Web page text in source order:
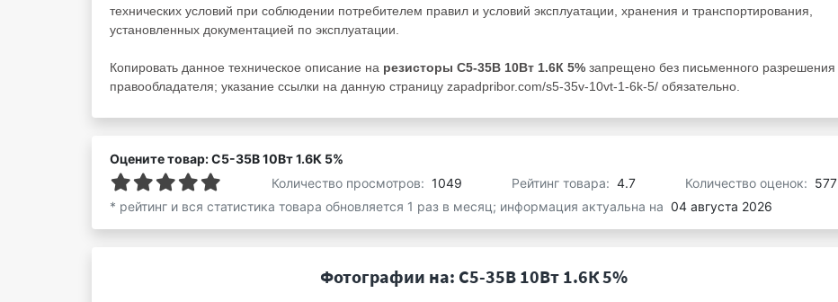
технических условий при соблюдении потребителем правил и условий эксплуатации, хранения и транспортирования,
установленных документацией по эксплуатации.
Копировать данное техническое описание на резисторы С5-35В 10Вт 1.6К 5% запрещено без письменного разрешения
правообладателя; указание ссылки на данную страницу zapadpribor.com/s5-35v-10vt-1-6k-5/ обязательно.
Оцените товар: С5-35В 10Вт 1.6К 5%
Количество просмотров: 1049 Рейтинг товара: 4.7 Количество оценок: 577
* рейтинг и вся статистика товара обновляется 1 раз в месяц; информация актуальна на 04 августа 2026
Фотографии на: С5-35В 10Вт 1.6К 5%